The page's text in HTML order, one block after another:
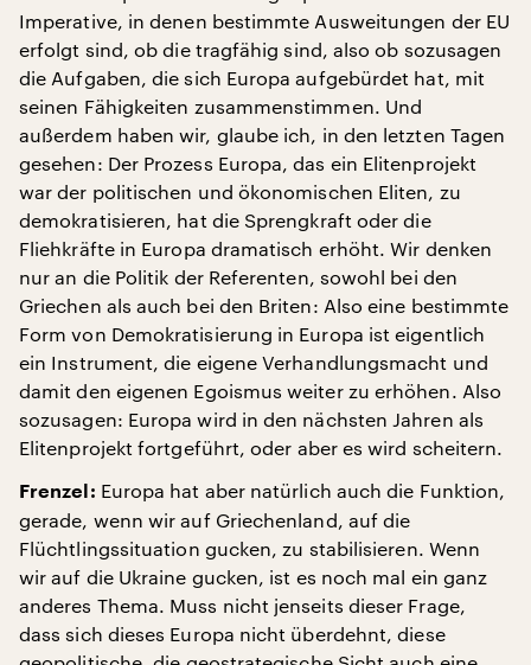
Imperative, in denen bestimmte Ausweitungen der EU
erfolgt sind, ob die tragfähig sind, also ob sozusagen
die Aufgaben, die sich Europa aufgebürdet hat, mit
seinen Fähigkeiten zusammenstimmen. Und
außerdem haben wir, glaube ich, in den letzten Tagen
gesehen: Der Prozess Europa, das ein Elitenprojekt
war der politischen und ökonomischen Eliten, zu
demokratisieren, hat die Sprengkraft oder die
Fliehkräfte in Europa dramatisch erhöht. Wir denken
nur an die Politik der Referenten, sowohl bei den
Griechen als auch bei den Briten: Also eine bestimmte
Form von Demokratisierung in Europa ist eigentlich
ein Instrument, die eigene Verhandlungsmacht und
damit den eigenen Egoismus weiter zu erhöhen. Also
sozusagen: Europa wird in den nächsten Jahren als
Elitenprojekt fortgeführt, oder aber es wird scheitern.
Frenzel: Europa hat aber natürlich auch die Funktion,
gerade, wenn wir auf Griechenland, auf die
Flüchtlingssituation gucken, zu stabilisieren. Wenn
wir auf die Ukraine gucken, ist es noch mal ein ganz
anderes Thema. Muss nicht jenseits dieser Frage,
dass sich dieses Europa nicht überdehnt, diese